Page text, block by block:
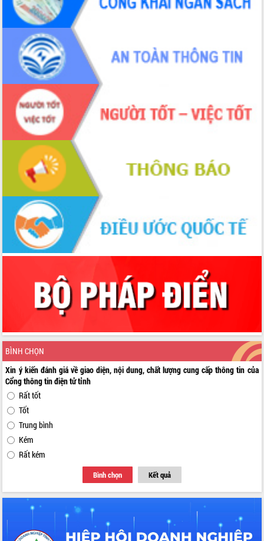
BÌNH CHỌN
Xin ý kiến đánh giá về giao diện, nội dung, chất lượng cung cấp thông tin của
Cổng thông tin điện tử tỉnh
Rất tốt
Tốt
Trung bình
Kém
Rất kém
Bình chọn Kết quả